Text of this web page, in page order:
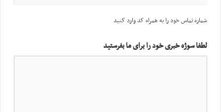
شماره تماس خود را به همراه کد وارد کنید
لطفا سوژه خبری خود را برای ما بفرستید